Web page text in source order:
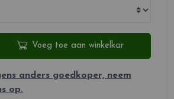
Voeg toe aan winkelkar
anders goedkoper, neem
op.